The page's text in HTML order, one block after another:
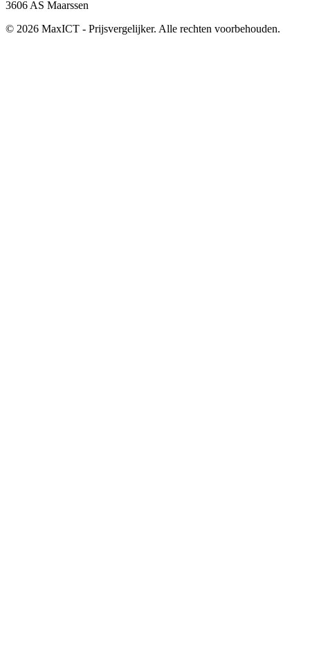
3606 AS Maarssen
© 2026 MaxICT - Prijsvergelijker. Alle rechten voorbehouden.